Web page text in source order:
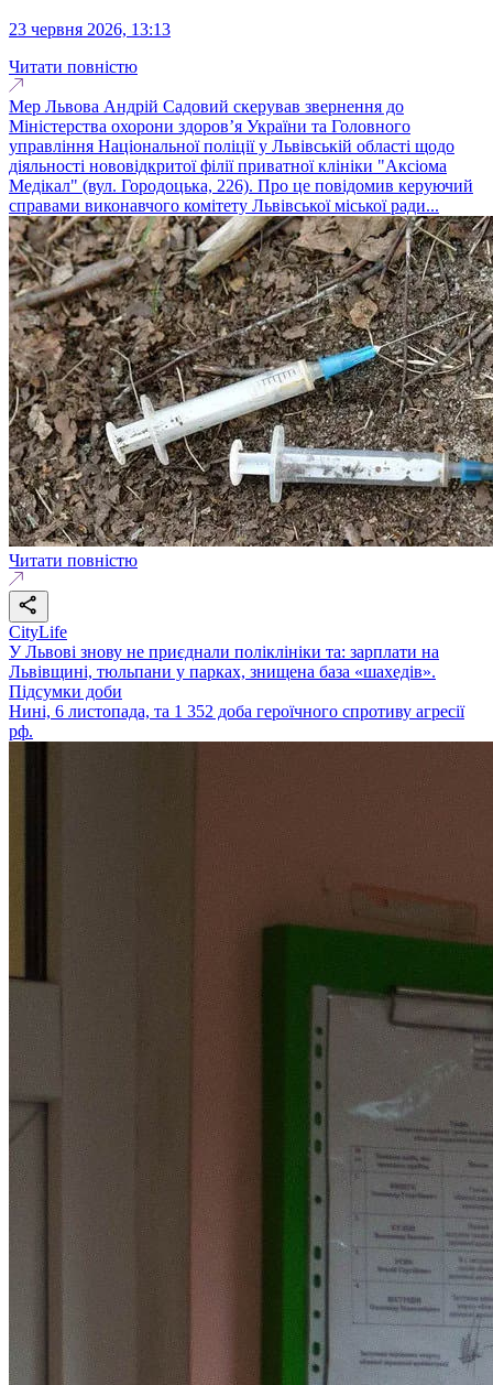
23 червня 2026, 13:13
Читати повністю
Мер Львова Андрій Садовий скерував звернення до
Міністерства охорони здоров’я України та Головного
управління Національної поліції у Львівській області щодо
діяльності нововідкритої філії приватної клініки "Аксіома
Медікал" (вул. Городоцька, 226). Про це повідомив керуючий
справами виконавчого комітету Львівської міської ради...
Читати повністю
CityLife
У Львові знову не приєднали поліклініки та: зарплати на
Львівщині, тюльпани у парках, знищена база «шахедів».
Підсумки доби
Нині, 6 листопада, та 1 352 доба героїчного спротиву агресії
рф.